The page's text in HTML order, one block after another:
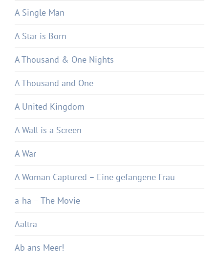
A Single Man
A Star is Born
A Thousand & One Nights
A Thousand and One
A United Kingdom
A Wall is a Screen
A War
A Woman Captured – Eine gefangene Frau
a-ha – The Movie
Aaltra
Ab ans Meer!